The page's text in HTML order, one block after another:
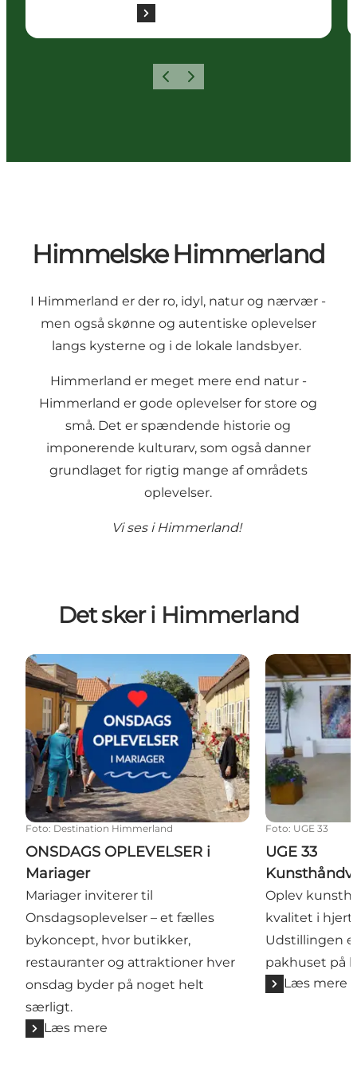
Forrige billede
Næste billede
Himmelske Himmerland
I Himmerland er der ro, idyl, natur og nærvær -
men også skønne og autentiske oplevelser
langs kysterne og i de lokale landsbyer.
Himmerland er meget mere end natur -
Himmerland er gode oplevelser for store og
små. Det er spændende historie og
imponerende kulturarv, som også danner
grundlaget for rigtig mange af områdets
oplevelser.
Vi ses i Himmerland!
Det sker i Himmerland
ONSDAGS OPLEVELSER i Mariager
Foto: Destination Himmerland
ONSDAGS OPLEVELSER i
Mariager
Mariager inviterer til
Onsdagsoplevelser – et fælles
bykoncept, hvor butikker,
restauranter og attraktioner hver
onsdag byder på noget helt
særligt.
Læs mere
UGE 33
Foto: UGE 33
UGE 33
Oplev
kvalitet i
Udstillingen
pakhuset på
Læs mere